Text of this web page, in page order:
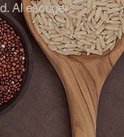
Al escoger